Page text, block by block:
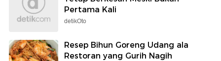
Pertama Kali
detikOto
Resep Bihun Goreng Udang ala
Restoran yang Gurih Nagih